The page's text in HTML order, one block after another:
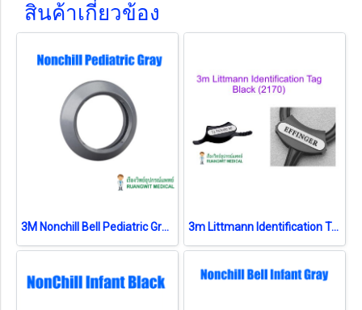
สินค้าเกี่ยวข้อง
3M Nonchill Bell Pediatric Gray สีเทา (Classic II) (36568) 3m Littmann Identification Tag Black (2170)